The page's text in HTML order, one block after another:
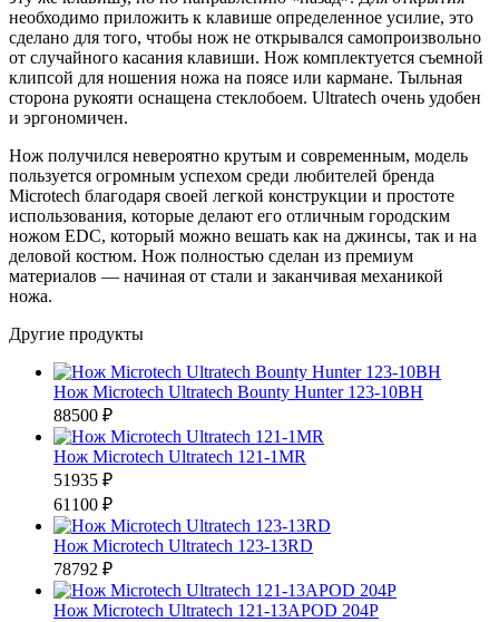
необходимо приложить к клавише определенное усилие, это
сделано для того, чтобы нож не открывался самопроизвольно
от случайного касания клавиши. Нож комплектуется съемной
клипсой для ношения ножа на поясе или кармане. Тыльная
сторона рукояти оснащена стеклобоем. Ultratech очень удобен
и эргономичен.
Нож получился невероятно крутым и современным, модель
пользуется огромным успехом среди любителей бренда
Microtech благодаря своей легкой конструкции и простоте
использования, которые делают его отличным городским
ножом EDC, который можно вешать как на джинсы, так и на
деловой костюм. Нож полностью сделан из премиум
материалов — начиная от стали и заканчивая механикой
ножа.
Другие продукты
Нож Microtech Ultratech Bounty Hunter 123-10BH
88500 ₽
Нож Microtech Ultratech 121-1MR
51935 ₽
61100 ₽
Нож Microtech Ultratech 123-13RD
78792 ₽
Нож Microtech Ultratech 121-13APOD 204P